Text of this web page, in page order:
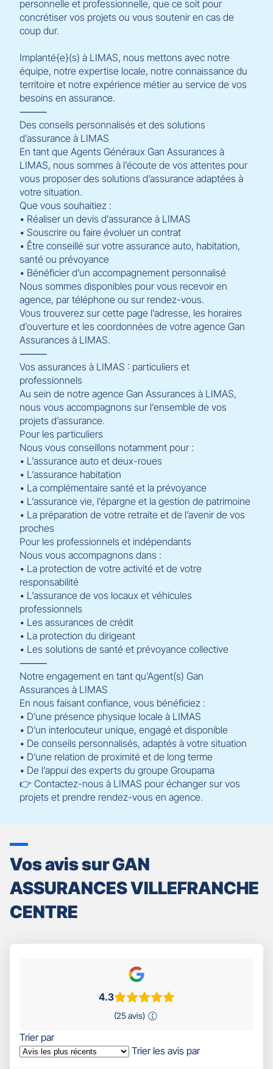
personnelle et professionnelle, que ce soit pour
concrétiser vos projets ou vous soutenir en cas de
coup dur.
Implanté{e}(s) à LIMAS, nous mettons avec notre
équipe, notre expertise locale, notre connaissance du
territoire et notre expérience métier au service de vos
besoins en assurance.
⸻
Des conseils personnalisés et des solutions
d’assurance à LIMAS
En tant que Agents Généraux Gan Assurances à
LIMAS, nous sommes à l’écoute de vos attentes pour
vous proposer des solutions d’assurance adaptées à
votre situation.
Que vous souhaitiez :
• Réaliser un devis d’assurance à LIMAS
• Souscrire ou faire évoluer un contrat
• Être conseillé sur votre assurance auto, habitation,
santé ou prévoyance
• Bénéficier d’un accompagnement personnalisé
Nous sommes disponibles pour vous recevoir en
agence, par téléphone ou sur rendez-vous.
Vous trouverez sur cette page l’adresse, les horaires
d’ouverture et les coordonnées de votre agence Gan
Assurances à LIMAS.
⸻
Vos assurances à LIMAS : particuliers et
professionnels
Au sein de notre agence Gan Assurances à LIMAS,
nous vous accompagnons sur l’ensemble de vos
projets d’assurance.
Pour les particuliers
Nous vous conseillons notamment pour :
• L’assurance auto et deux-roues
• L’assurance habitation
• La complémentaire santé et la prévoyance
• L’assurance vie, l’épargne et la gestion de patrimoine
• La préparation de votre retraite et de l’avenir de vos
proches
Pour les professionnels et indépendants
Nous vous accompagnons dans :
• La protection de votre activité et de votre
responsabilité
• L’assurance de vos locaux et véhicules
professionnels
• Les assurances de crédit
• La protection du dirigeant
• Les solutions de santé et prévoyance collective
⸻
Notre engagement en tant qu’Agent(s) Gan
Assurances à LIMAS
En nous faisant confiance, vous bénéficiez :
• D’une présence physique locale à LIMAS
• D’un interlocuteur unique, engagé et disponible
• De conseils personnalisés, adaptés à votre situation
• D’une relation de proximité et de long terme
• De l’appui des experts du groupe Groupama
👉 Contactez-nous à LIMAS pour échanger sur vos
projets et prendre rendez-vous en agence.
Vos avis sur GAN
ASSURANCES VILLEFRANCHE
CENTRE
4.3
(25 avis)
Trier par
Trier les avis par